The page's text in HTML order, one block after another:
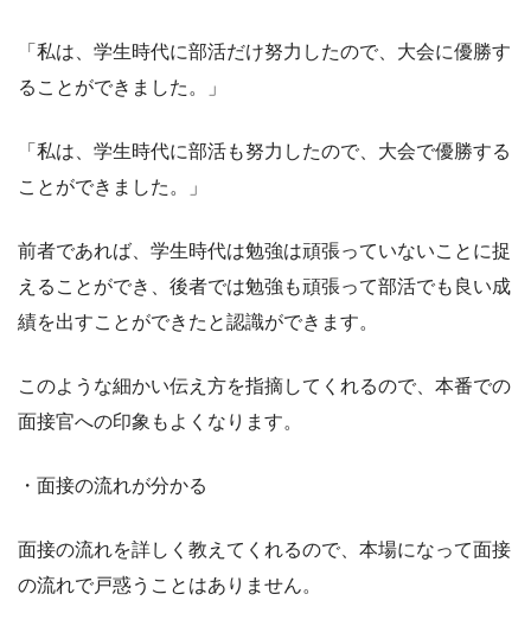
「私は、学生時代に部活だけ努力したので、大会に優勝す
ることができました。」
「私は、学生時代に部活も努力したので、大会で優勝する
ことができました。」
前者であれば、学生時代は勉強は頑張っていないことに捉
えることができ、後者では勉強も頑張って部活でも良い成
績を出すことができたと認識ができます。
このような細かい伝え方を指摘してくれるので、本番での
面接官への印象もよくなります。
・面接の流れが分かる
面接の流れを詳しく教えてくれるので、本場になって面接
の流れで戸惑うことはありません。